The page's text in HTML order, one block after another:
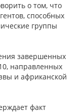
о том, что
способных
группы
завершенных
направленных
и африканской
факт